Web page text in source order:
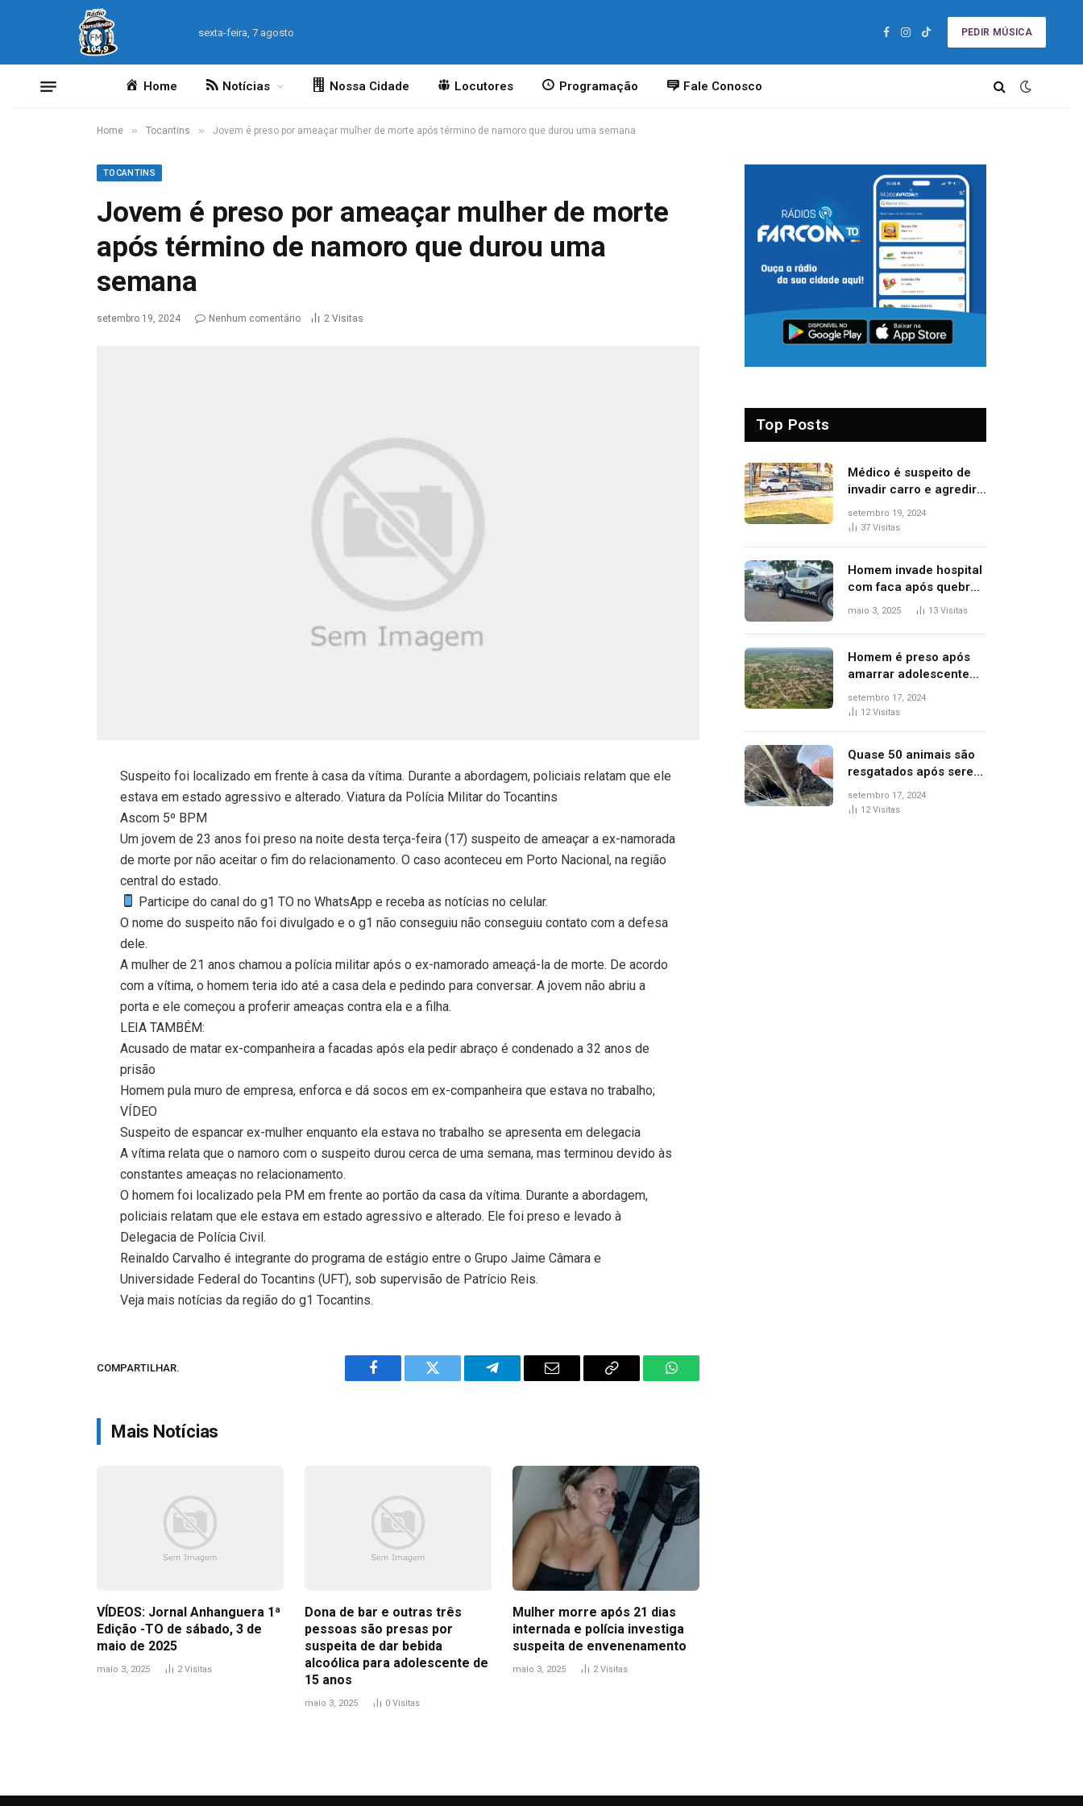
sexta-feira, 7 agosto
Facebook
Instagram
TikTok
PEDIR MÚSICA
Home Notícias Nossa Cidade Locutores Programação Fale Conosco
Home » Tocantins » Jovem é preso por ameaçar mulher de morte após término de namoro que durou uma semana
TOCANTINS
Jovem é preso por ameaçar mulher de morte
após término de namoro que durou uma
semana
setembro 19, 2024 Nenhum comentário 2 Visitas
Suspeito foi localizado em frente à casa da vítima. Durante a abordagem, policiais relatam que ele
estava em estado agressivo e alterado. Viatura da Polícia Militar do Tocantins
Ascom 5º BPM
Um jovem de 23 anos foi preso na noite desta terça-feira (17) suspeito de ameaçar a ex-namorada
de morte por não aceitar o fim do relacionamento. O caso aconteceu em Porto Nacional, na região
central do estado.
Participe do canal do g1 TO no WhatsApp e receba as notícias no celular.
O nome do suspeito não foi divulgado e o g1 não conseguiu não conseguiu contato com a defesa
dele.
A mulher de 21 anos chamou a polícia militar após o ex-namorado ameaçá-la de morte. De acordo
com a vítima, o homem teria ido até a casa dela e pedindo para conversar. A jovem não abriu a
porta e ele começou a proferir ameaças contra ela e a filha.
LEIA TAMBÉM:
Acusado de matar ex-companheira a facadas após ela pedir abraço é condenado a 32 anos de
prisão
Homem pula muro de empresa, enforca e dá socos em ex-companheira que estava no trabalho;
VÍDEO
Suspeito de espancar ex-mulher enquanto ela estava no trabalho se apresenta em delegacia
A vítima relata que o namoro com o suspeito durou cerca de uma semana, mas terminou devido às
constantes ameaças no relacionamento.
O homem foi localizado pela PM em frente ao portão da casa da vítima. Durante a abordagem,
policiais relatam que ele estava em estado agressivo e alterado. Ele foi preso e levado à
Delegacia de Polícia Civil.
Reinaldo Carvalho é integrante do programa de estágio entre o Grupo Jaime Câmara e
Universidade Federal do Tocantins (UFT), sob supervisão de Patrício Reis.
Veja mais notícias da região do g1 Tocantins.
COMPARTILHAR.
Facebook Twitter Telegram Email
Copy
WhatsApp
Mais Notícias
VÍDEOS: Jornal Anhanguera 1ª
Edição -TO de sábado, 3 de
maio de 2025
maio 3, 2025 2 Visitas
Dona de bar e outras três
pessoas são presas por
suspeita de dar bebida
alcoólica para adolescente de
15 anos
maio 3, 2025 0 Visitas
Mulher morre após 21 dias
internada e polícia investiga
suspeita de envenenamento
maio 3, 2025 2 Visitas
Top Posts
Médico é suspeito de
invadir carro e agredir
delegado aposentado
durante confusão no
setembro 19, 2024
37 Visitas
Homem invade hospital
com faca após quebrar
porta de vidro, diz
maio 3, 2025 13 Visitas
Homem é preso após
amarrar adolescente
suspeito de furto em
estaca de cerca e
setembro 17, 2024
12Visitas
Quase 50 animais são
resgatados após serem
vítimas de incêndios
florestais no Tocantins
setembro 17, 2024
12Visitas